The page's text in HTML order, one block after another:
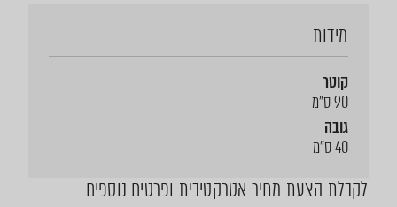
מידות
קוטר
90 ס"מ
גובה
40 ס"מ
לקבלת הצעת מחיר אטרקטיבית ופרטים נוספים